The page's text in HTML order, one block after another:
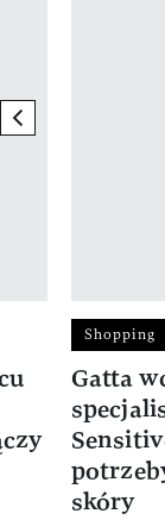
previous element
Shopping
Gatta
skóry